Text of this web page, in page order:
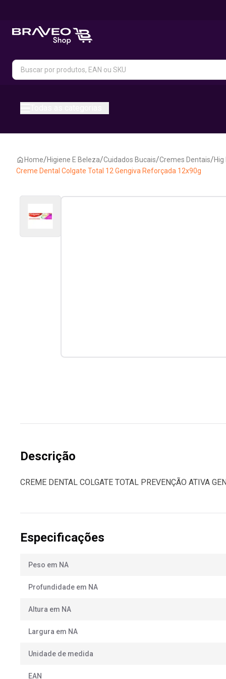
Home/Higiene E Beleza/Cuidados Bucais/Cremes Dentais/
Creme Dental Colgate Total 12 Gengiva Reforçada 12x90g
Descrição
CREME DENTAL COLGATE TOTAL PREVENÇÃO ATIVA
Especificações
Peso em NA
Profundidade em NA
Altura em NA
Largura em NA
Unidade de medida
EAN